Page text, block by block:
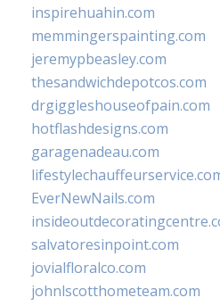
inspirehuahin.com
memmingerspainting.com
jeremypbeasley.com
thesandwichdepotcos.com
drgiggleshouseofpain.com
hotflashdesigns.com
garagenadeau.com
EverNewNails.com
salvatoresinpoint.com
jovialfloralco.com
johnlscotthometeam.com